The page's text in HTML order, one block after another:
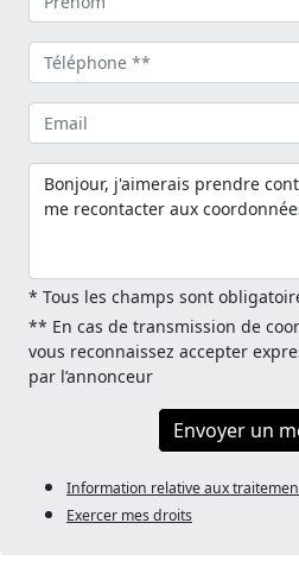
* Tous les champs sont
** En cas de transmission de
vous reconnaissez accepter
par l’annonceur
Envoyer un
Information relative aux
Exercer mes droits